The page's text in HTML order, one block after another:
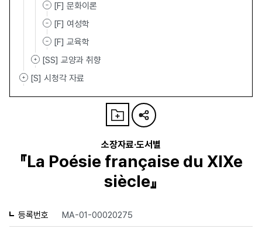
[F] 문화이론
[F] 여성학
[F] 교육학
[SS] 교양과 취향
[S] 시청각 자료
소장자료·도서별
『La Poésie française du XIXe
siècle』
등록번호 MA-01-00020275